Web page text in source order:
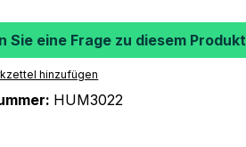
Sie eine Frage zu diesem Produkt
hinzufügen
HUM3022